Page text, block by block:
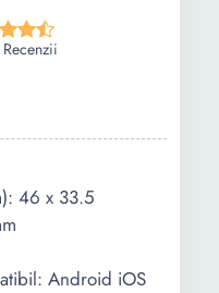
Vreme
Notificari
Compas
46 x 33.5
Android iOS